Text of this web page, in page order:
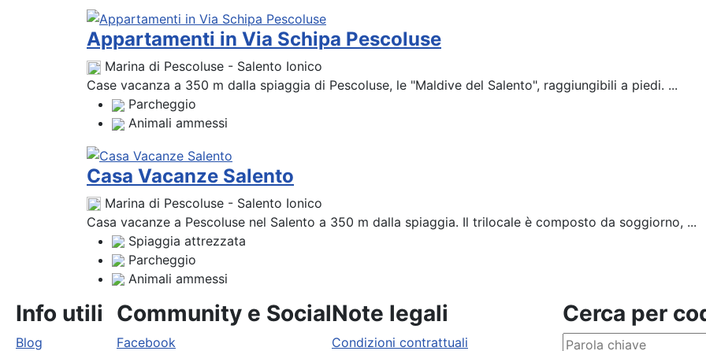
Appartamenti in Via Schipa Pescoluse
Marina di Pescoluse - Salento Ionico
Case vacanza a 350 m dalla spiaggia di Pescoluse, le "Maldive del Salento", raggiungibili a piedi. ...
Parcheggio
Animali ammessi
Casa Vacanze Salento
Marina di Pescoluse - Salento Ionico
Casa vacanze a Pescoluse nel Salento a 350 m dalla spiaggia. Il trilocale è composto da soggiorno, ...
Spiaggia attrezzata
Parcheggio
Animali ammessi
Info utili
Blog
Community e Social
Facebook
Note legali
Condizioni contrattuali
Cerca per